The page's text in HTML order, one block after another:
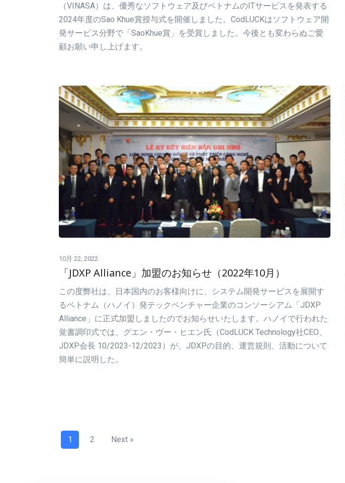
（VINASA）は、優秀なソフトウェア及びベトナムのITサービスを発表する
2024年度のSao Khue賞授与式を開催しました。CodLUCKはソフトウェア開
発サービス分野で「SaoKhue賞」を受賞しました。今後とも変わらぬご愛
顧お願い申し上げます。
10月 22, 2022
「JDXP Alliance」加盟のお知らせ（2022年10月）
この度弊社は、日本国内のお客様向けに、システム開発サービスを展開す
るベトナム（ハノイ）発テックベンチャー企業のコンソーシアム「JDXP
Alliance」に正式加盟しましたのでお知らせいたします。ハノイで行われた
覚書調印式では、グエン・ヴー・ヒエン氏（CodLUCK Technology社CEO、
JDXP会長 10/2023-12/2023）が、JDXPの目的、運営規則、活動について
簡単に説明した。
1 2 Next »